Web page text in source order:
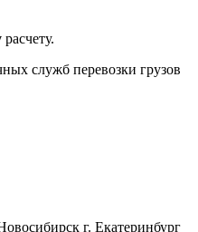
расчету.
служб перевозки грузов
г. Екатеринбург